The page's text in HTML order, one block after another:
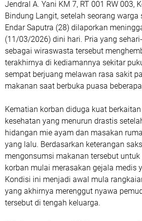
Jendral A. Yani KM 7, RT 001 RW 003,
Bindung Langit, setelah seorang warga
Endar Saputra (28) dilaporkan
(11/03/2026) dini hari. Pria yang
sebagai wiraswasta tersebut
terakhirnya di kediamannya sekitar
sempat berjuang melawan rasa sakit
makanan saat berbuka puasa
Kematian korban diduga kuat
kesehatan yang menurun drastis
hidangan mie ayam dan masakan
yang lalu. Berdasarkan keterangan
mengonsumsi makanan tersebut untuk
korban mulai merasakan gejala medis
Kondisi ini menjadi awal mula
yang akhirnya merenggut nyawa
tersebut di tengah keluarga.